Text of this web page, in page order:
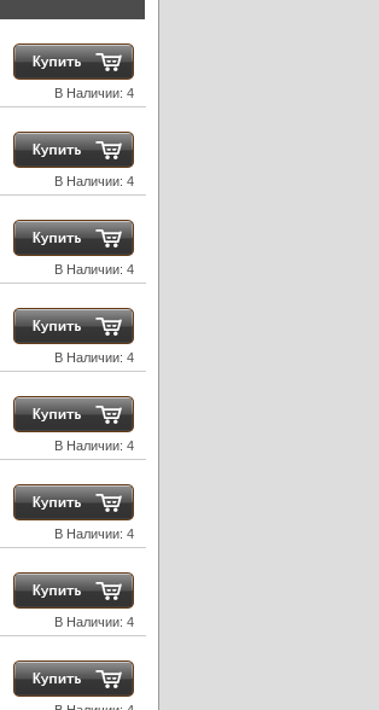
В Наличии: 4
В Наличии: 4
В Наличии: 4
В Наличии: 4
В Наличии: 4
В Наличии: 4
В Наличии: 4